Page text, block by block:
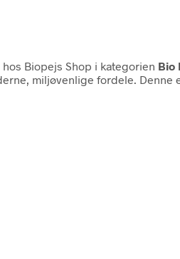
hos Biopejs Shop i kategorien Bio
miljøvenlige fordele.